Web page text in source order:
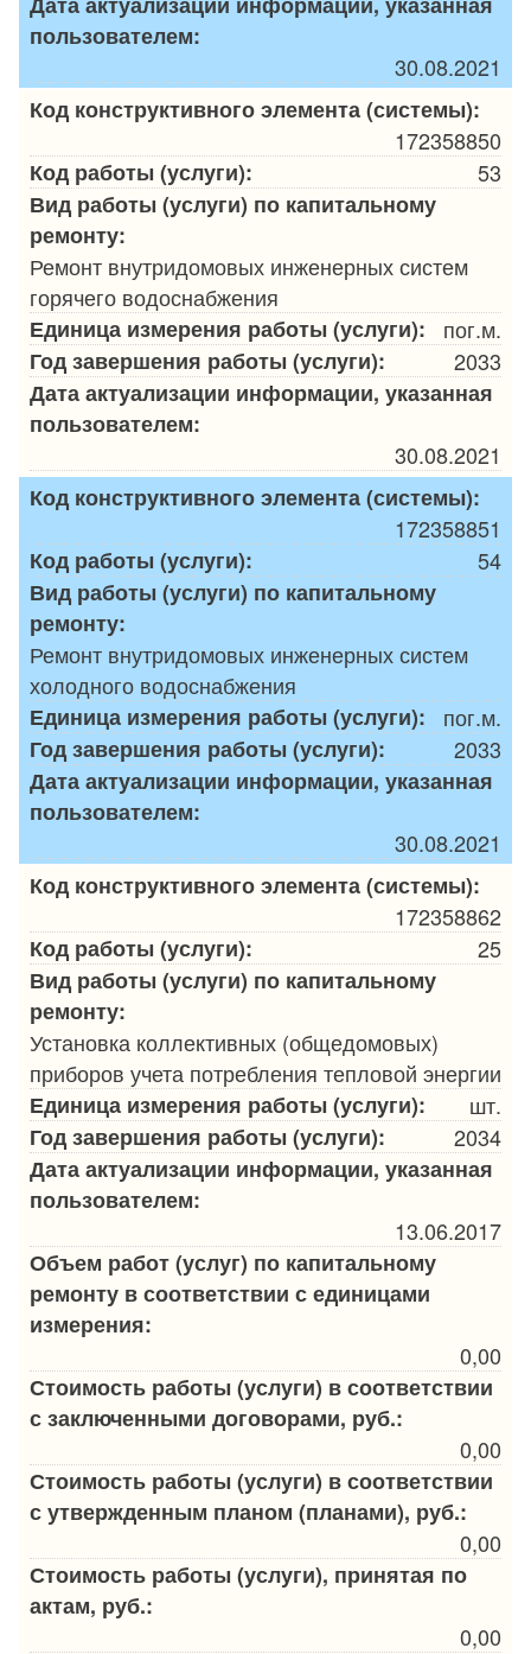
пользователем:
30.08.2021
Код конструктивного элемента (системы):
172358850
Код работы (услуги):
53
Вид работы (услуги) по капитальному
ремонту:
Ремонт внутридомовых инженерных систем
горячего водоснабжения
Единица измерения работы (услуги):
пог.м.
Год завершения работы (услуги):
2033
Дата актуализации информации, указанная
пользователем:
30.08.2021
Код конструктивного элемента (системы):
172358851
Код работы (услуги):
54
Вид работы (услуги) по капитальному
ремонту:
Ремонт внутридомовых инженерных систем
холодного водоснабжения
Единица измерения работы (услуги):
пог.м.
Год завершения работы (услуги):
2033
Дата актуализации информации, указанная
пользователем:
30.08.2021
Код конструктивного элемента (системы):
172358862
Код работы (услуги):
25
Вид работы (услуги) по капитальному
ремонту:
Установка коллективных (общедомовых)
приборов учета потребления тепловой энергии
Единица измерения работы (услуги):
шт.
Год завершения работы (услуги):
2034
Дата актуализации информации, указанная
пользователем:
13.06.2017
Объем работ (услуг) по капитальному
ремонту в соответствии с единицами
измерения:
0,00
Стоимость работы (услуги) в соответствии
с заключенными договорами, руб.:
0,00
Стоимость работы (услуги) в соответствии
с утвержденным планом (планами), руб.:
0,00
Стоимость работы (услуги), принятая по
актам, руб.:
0,00